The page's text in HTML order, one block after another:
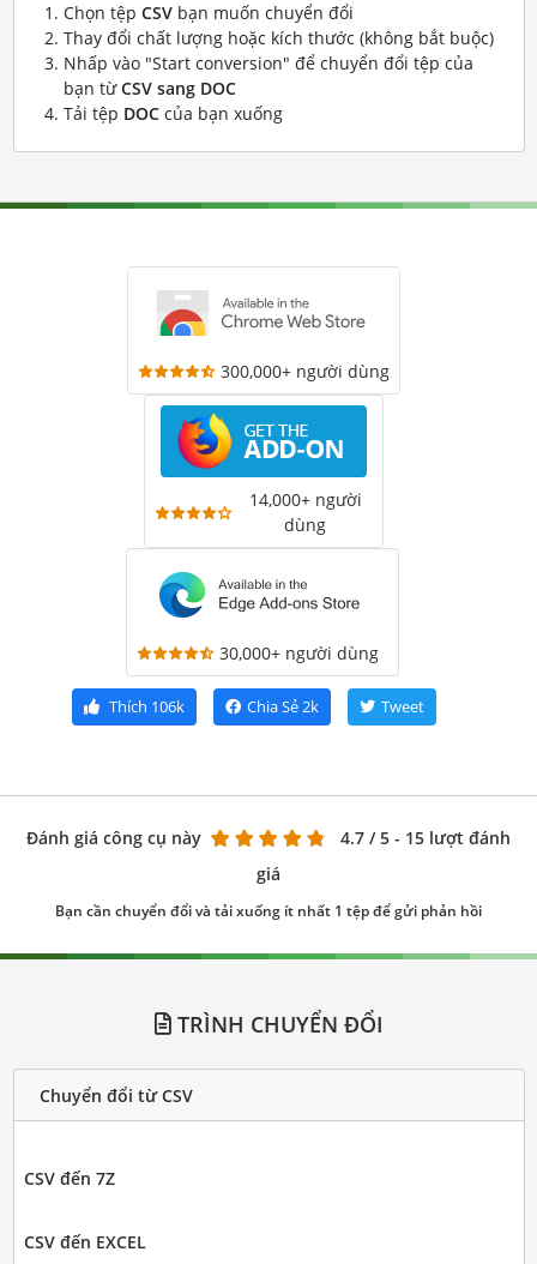
Chọn tệp CSVbạn muốn chuyển đổi
Thay đổi chất lượng hoặc kích thước (không bắt buộc)
Nhấp vào "Start conversion" để chuyển đổi tệp của
bạn từCSV sang DOC
Tải tệp DOCcủa bạn xuống
300,000+ người dùng
14,000+ người
dùng
30,000+ người dùng
Thích 106k Chia Sẻ2k Tweet
Đánh giá công cụ này 4.7 / 5 - 15 lượt đánh
giá
Bạn cần chuyển đổi và tải xuống ít nhất 1 tệp để gửi phản hồi
TRÌNH CHUYỂN ĐỔI
Chuyển đổi từ CSV
CSV đến 7Z
CSV đến EXCEL